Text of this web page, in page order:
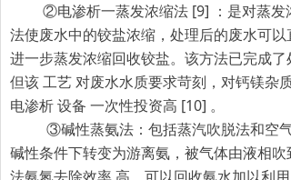
②电渗析一蒸发浓缩法 [9] ：是对蒸发
法使废水中的铰盐浓缩，处理后的废水可
进一步蒸发浓缩回收铰盐。该方法已完成
但该 工艺 对废水水质要求苛刻，对钙镁杂
电渗析 设备 一次性投资高 [10] 。
③碱性蒸氨法：包括蒸汽吹脱法和空气
碱性条件下转变为游离氨，被气体由液相